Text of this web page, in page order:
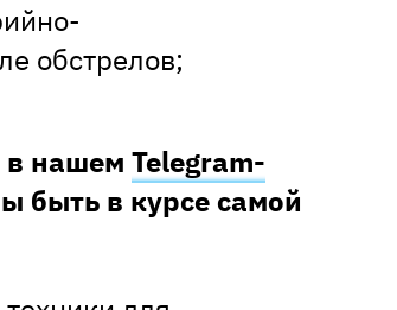
обстрелов;
в нашем Telegram-
быть в курсе самой